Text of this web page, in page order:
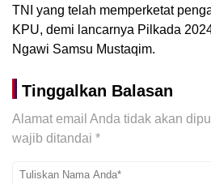
TNI yang telah memperketat
KPU, demi lancarnya Pilkada
Ngawi Samsu Mustaqim.
Tinggalkan Balasan
Alamat email Anda tidak akan
wajib ditandai *